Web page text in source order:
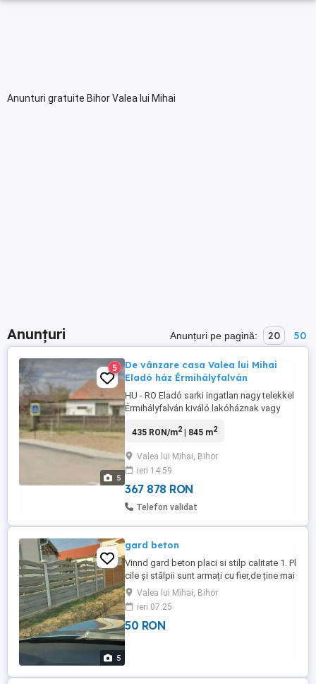
Anunturi gratuite Bihor Valea lui Mihai
Anunțuri Anunțuri pe pagină: 20 50
5
5
De vânzare casa Valea lui Mihai
Eladó ház Érmihályfalván
HU - RO Eladó sarki ingatlan nagy telekkel
Érmihályfalván kiváló lakóháznak vagy
tulajdonostól, 845 m -es tágas telken,
egyik frekventált részén, közel a
központhoz. Aszfaltos út, jó láthatóság,
könnyű parkolás ...
435 RON/m2| 845 m2
Valea lui Mihai, Bihor
ieri 14:59
367 878 RON
Telefon validat
5
gard beton
Vinnd gard beton placi si stilp calitate 1. Pl
cile și stălpii sunt armați cu fier,de ține mai
multe modele de garduri din plăci de
beton.
Valea lui Mihai, Bihor
ieri 07:25
50 RON